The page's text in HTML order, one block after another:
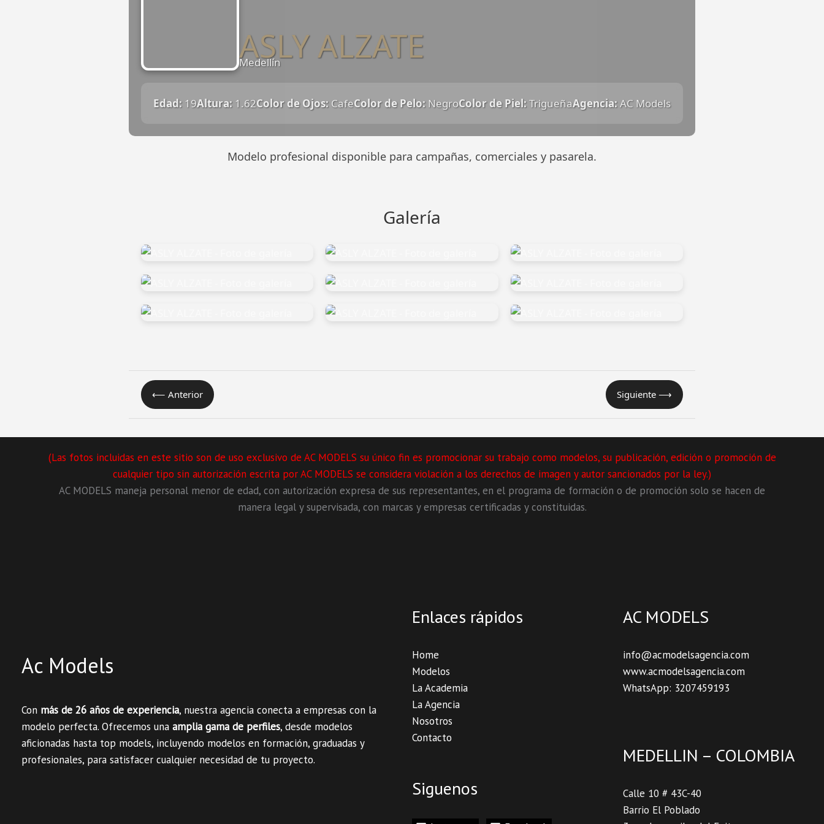
ASLY ALZATE
Medellín
Edad: 19Altura: 1.62Color de Ojos: CafeColor de Pelo: NegroColor de Piel:TrigueñaAgencia:AC Models
Modelo profesional disponible para campañas, comerciales y pasarela.
Galería
⟵ Anterior Siguiente ⟶
(Las fotos incluidas en este sitio son de uso exclusivo de AC MODELS su único fin es promocionar su trabajo como modelos, su publicación, edición o promoción de
cualquier tipo sin autorización escrita por AC MODELS se considera violación a los derechos de imagen y autor sancionados por la ley.)
AC MODELS maneja personal menor de edad, con autorización expresa de sus representantes, en el programa de formación o de promoción solo se hacen de
manera legal y supervisada, con marcas y empresas certificadas y constituidas.
Ac Models
Con más de 26 años de experiencia, nuestra agencia conecta a empresas con la
modelo perfecta. Ofrecemos una amplia gama de perfiles, desde modelos
aficionadas hasta top models, incluyendo modelos en formación, graduadas y
profesionales, para satisfacer cualquier necesidad de tu proyecto.
Enlaces rápidos
Home
Modelos
La Academia
La Agencia
Nosotros
Contacto
Siguenos
AC MODELS
info@acmodelsagencia.com
www.acmodelsagencia.com
WhatsApp: 3207459193
MEDELLIN – COLOMBIA
Calle 10 # 43C-40
Barrio El Poblado